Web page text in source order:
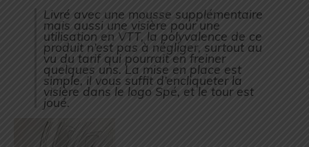
Livré avec une mousse supplémentaire
mais aussi une visière pour une
utilisation en VTT, la polyvalence de ce
produit n’est pas à négliger, surtout au
vu du tarif qui pourrait en freiner
quelques uns. La mise en place est
simple, il vous suffit d’encliqueter la
visière dans le logo Spé, et le tour est
joué.